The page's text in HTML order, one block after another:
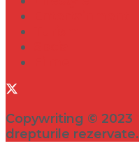
Copywriting © 2023
drepturile rezervate.